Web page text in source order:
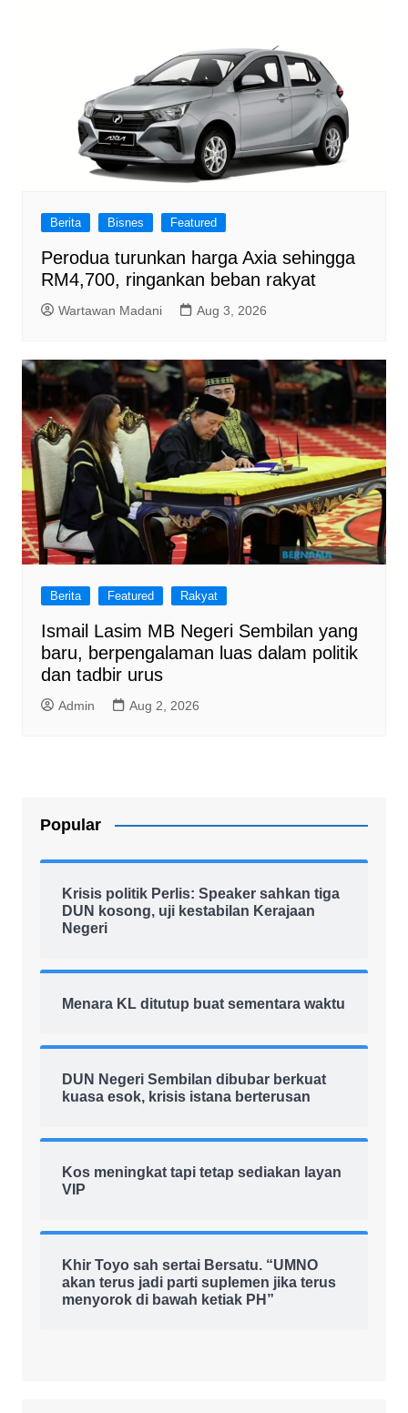
Berita Bisnes Featured
Perodua turunkan harga Axia sehingga
RM4,700, ringankan beban rakyat
Wartawan Madani Aug 3, 2026
Berita Featured Rakyat
Ismail Lasim MB Negeri Sembilan yang
baru, berpengalaman luas dalam politik
dan tadbir urus
Admin Aug 2, 2026
Popular
Krisis politik Perlis: Speaker sahkan tiga
DUN kosong, uji kestabilan Kerajaan
Negeri
Menara KL ditutup buat sementara waktu
DUN Negeri Sembilan dibubar berkuat
kuasa esok, krisis istana berterusan
Kos meningkat tapi tetap sediakan layan
VIP
Khir Toyo sah sertai Bersatu. “UMNO
akan terus jadi parti suplemen jika terus
menyorok di bawah ketiak PH”